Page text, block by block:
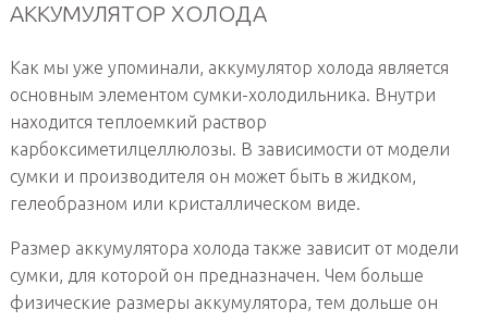
АККУМУЛЯТОР ХОЛОДА
Как мы уже упоминали, аккумулятор холода является
основным элементом сумки-холодильника. Внутри
находится теплоемкий раствор
карбоксиметилцеллюлозы. В зависимости от модели
сумки и производителя он может быть в жидком,
гелеобразном или кристаллическом виде.
Размер аккумулятора холода также зависит от модели
сумки, для которой он предназначен. Чем больше
физические размеры аккумулятора, тем дольше он